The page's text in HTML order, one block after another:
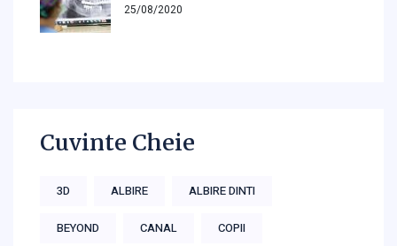
25/08/2020
Cuvinte Cheie
3D ALBIRE ALBIRE DINTI
BEYOND CANAL COPII